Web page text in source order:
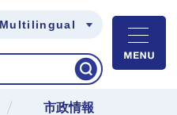
Multilingual
市政情報